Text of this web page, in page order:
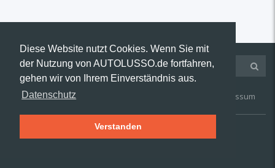
Diese Website nutzt Cookies. Wenn Sie mit
der Nutzung von AUTOLUSSO.de fortfahren,
gehen wir von Ihrem Einverständnis aus.
Datenschutz
Verstanden
Kontakt AGB Impressum
© 2019 AUTOLUSSO.de | Alle Rechte vorbehalten.